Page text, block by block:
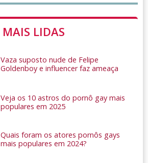
MAIS LIDAS
Vaza suposto nude de Felipe
Goldenboy e influencer faz ameaça
Veja os 10 astros do pornô gay mais
populares em 2025
Quais foram os atores pornôs gays
mais populares em 2024?